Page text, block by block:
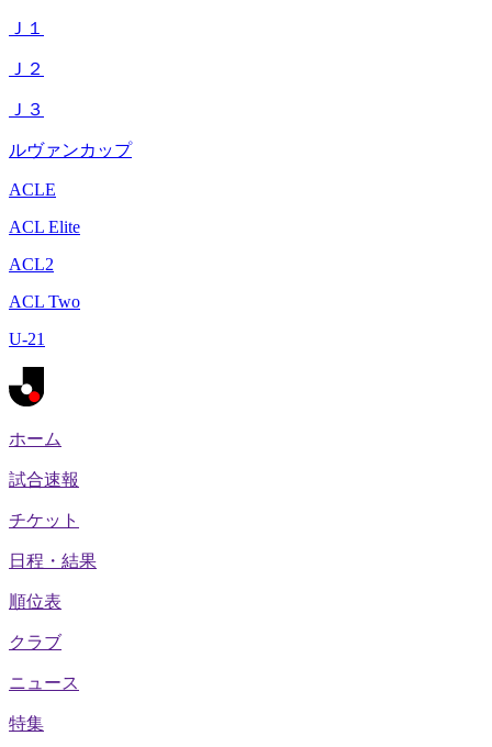
Ｊ１
Ｊ２
Ｊ３
ルヴァンカップ
ACLE
ACL Elite
ACL2
ACL Two
U-21
ホーム
試合速報
チケット
日程・結果
順位表
クラブ
ニュース
特集